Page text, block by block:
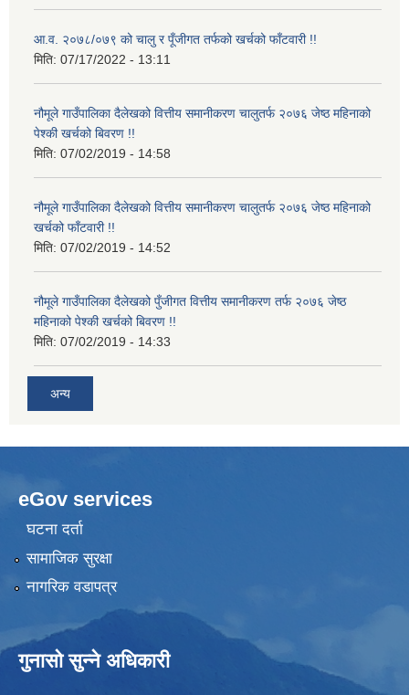
आ.व. २०७८/०७९ को चालु र पूँजीगत तर्फको खर्चको फाँटवारी !!
मिति: 07/17/2022 - 13:11
नौमूले गाउँपालिका दैलेखको वित्तीय समानीकरण चालुतर्फ २०७६ जेष्ठ महिनाको
पेश्की खर्चको बिवरण !!
मिति: 07/02/2019 - 14:58
नौमूले गाउँपालिका दैलेखको वित्तीय समानीकरण चालुतर्फ २०७६ जेष्ठ महिनाको
खर्चको फाँटवारी !!
मिति: 07/02/2019 - 14:52
नौमूले गाउँपालिका दैलेखको पुँजीगत वित्तीय समानीकरण तर्फ २०७६ जेष्ठ
महिनाको पेश्की खर्चको बिवरण !!
मिति: 07/02/2019 - 14:33
अन्य
eGov services
घटना दर्ता
सामाजिक सुरक्षा
नागरिक वडापत्र
गुनासो सुन्ने अधिकारी